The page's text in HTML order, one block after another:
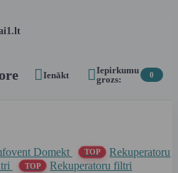
Ienākt Iepirkumu
grozs:
0
Domekt
TOP
Rekuperatoru
TOP
Rekuperatoru filtri